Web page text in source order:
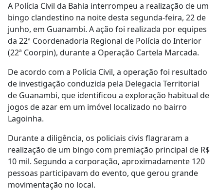
A Polícia Civil da Bahia interrompeu a realização de um
bingo clandestino na noite desta segunda-feira, 22 de
junho, em Guanambi. A ação foi realizada por equipes
da 22ª Coordenadoria Regional de Polícia do Interior
(22ª Coorpin), durante a Operação Cartela Marcada.
De acordo com a Polícia Civil, a operação foi resultado
de investigação conduzida pela Delegacia Territorial
de Guanambi, que identificou a exploração habitual de
jogos de azar em um imóvel localizado no bairro
Lagoinha.
Durante a diligência, os policiais civis flagraram a
realização de um bingo com premiação principal de R$
10 mil. Segundo a corporação, aproximadamente 120
pessoas participavam do evento, que gerou grande
movimentação no local.